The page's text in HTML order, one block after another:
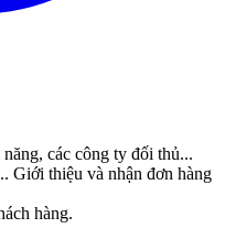
các công ty đối thủ...
Giới thiệu và nhận đơn hàng
hàng.